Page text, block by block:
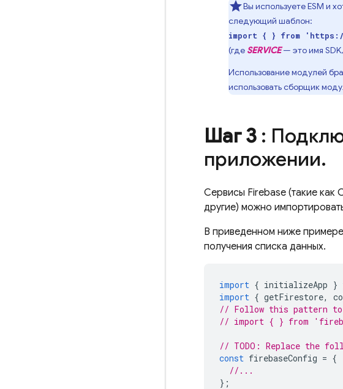
Вы используете ESM и
следующий шаблон:
import { } from
(где SERVICE— это имя
Использование модулей
использовать сборщик
Шаг 3 :
приложении.
Сервисы Firebase (такие как
другие) можно
В приведенном ниже
получения списка данных.
import { initializeApp }
import { getFirestore,
// Follow this pattern to
// import { } from
// TODO: Replace the
const firebaseConfig = {
//...
};